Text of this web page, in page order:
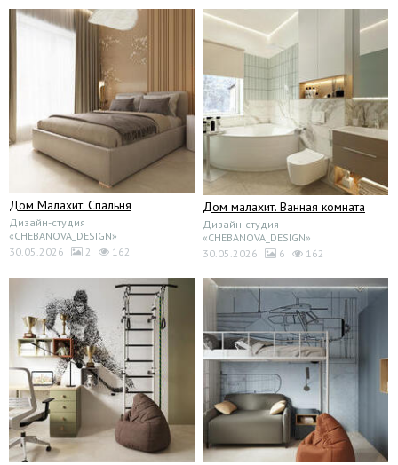
Дом Малахит. Спальня
Дизайн-студия
«CHEBANOVA_DESIGN»
30.05.2026
2 162
Дом малахит. Ванная комната
Дизайн-студия
«CHEBANOVA_DESIGN»
30.05.2026
6 162